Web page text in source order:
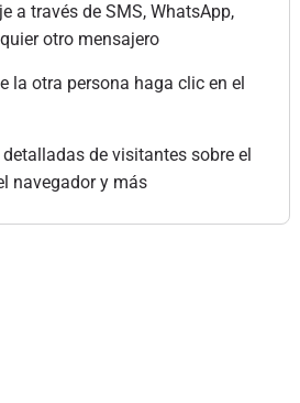
a través de SMS, WhatsApp,
otro mensajero
la otra persona haga clic en el
de visitantes sobre el
navegador y más